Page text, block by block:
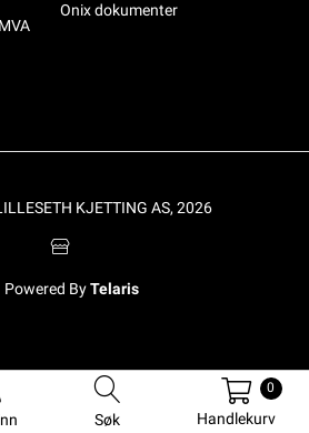
Søk
0
Handlekurv
Onix dokumenter
KJETTING AS, 2026
Powered ByTelaris